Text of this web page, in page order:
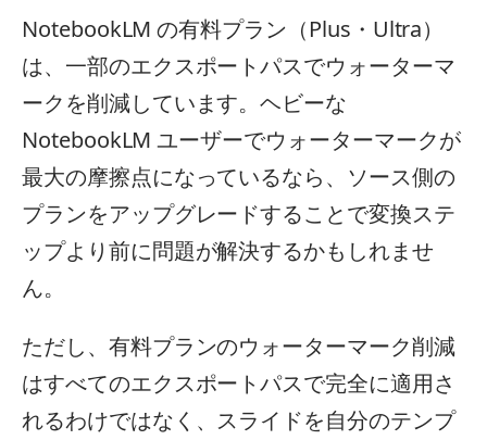
NotebookLM の有料プラン（Plus・Ultra）
は、一部のエクスポートパスでウォーターマ
ークを削減しています。ヘビーな
NotebookLM ユーザーでウォーターマークが
最大の摩擦点になっているなら、ソース側の
プランをアップグレードすることで変換ステ
ップより前に問題が解決するかもしれませ
ん。
ただし、有料プランのウォーターマーク削減
はすべてのエクスポートパスで完全に適用さ
れるわけではなく、スライドを自分のテンプ